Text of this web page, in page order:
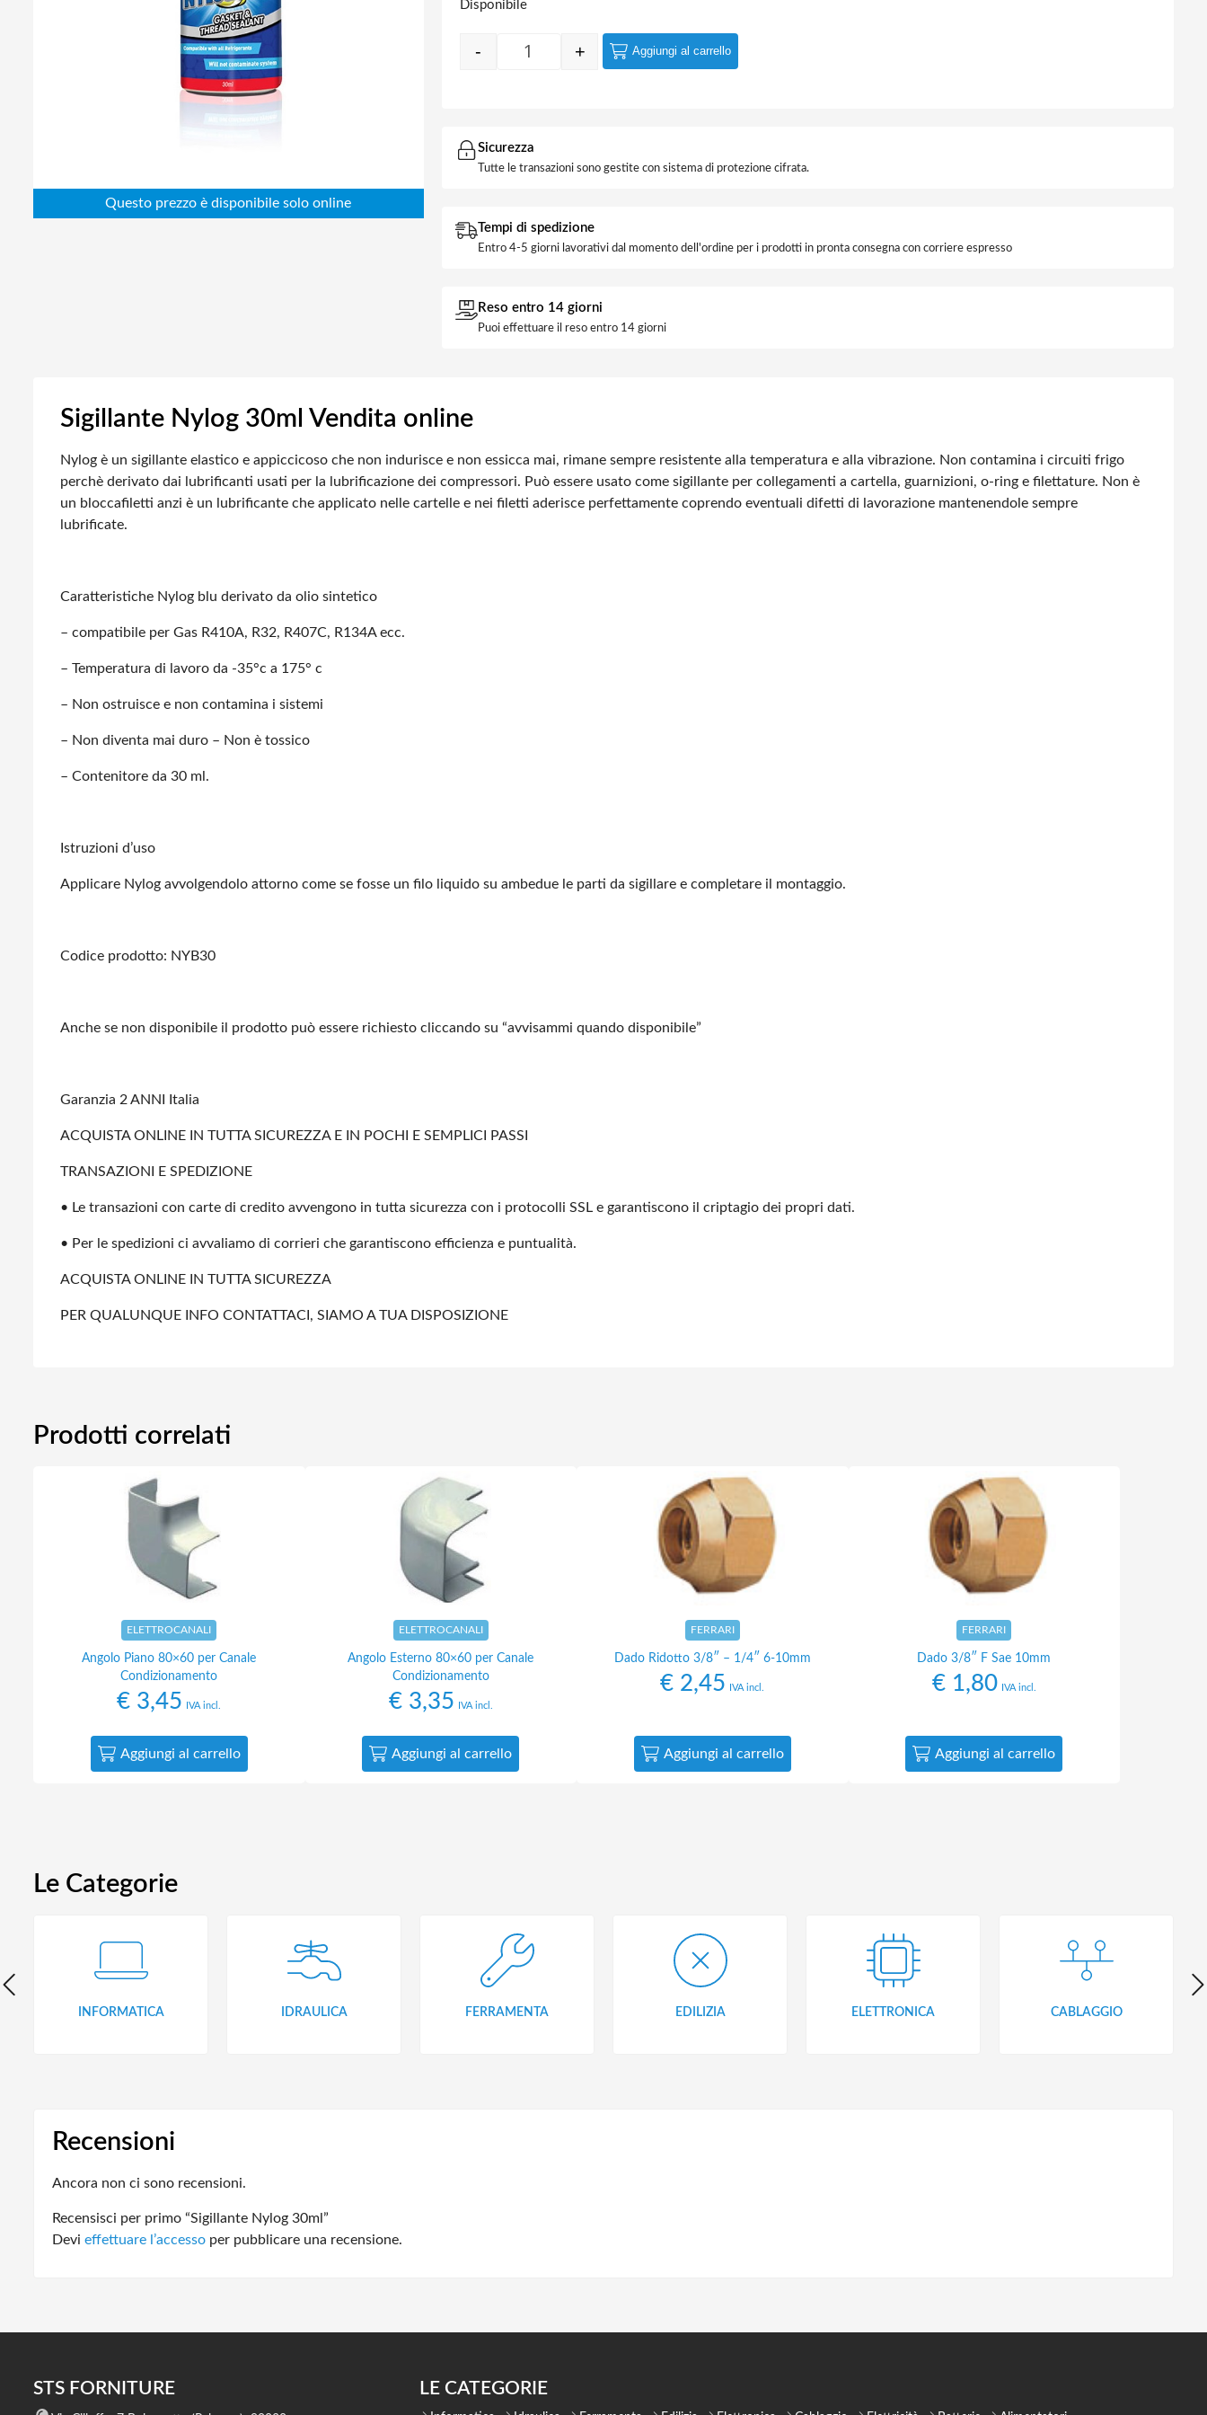
Abbigliamento da lavoro
Elettronica
Edilizia
Disponibile
Quantity
- + Aggiungi al carrello
Sicurezza
Tutte le transazioni sono gestite con sistema di protezione cifrata.
Tempi di spedizione
Entro 4-5 giorni lavorativi dal momento dell'ordine per i prodotti in pronta consegna con corriere espresso
Reso entro 14 giorni
Puoi effettuare il reso entro 14 giorni
Sigillante Nylog 30ml Vendita online
Nylog è un sigillante elastico e appiccicoso che non indurisce e non essicca mai, rimane sempre resistente alla temperatura e alla vibrazione. Non contamina i circuiti frigo
perchè derivato dai lubrificanti usati per la lubrificazione dei compressori. Può essere usato come sigillante per collegamenti a cartella, guarnizioni, o-ring e filettature. Non è
un bloccafiletti anzi è un lubrificante che applicato nelle cartelle e nei filetti aderisce perfettamente coprendo eventuali difetti di lavorazione mantenendole sempre
lubrificate.
Caratteristiche Nylog blu derivato da olio sintetico
– compatibile per Gas R410A, R32, R407C, R134A ecc.
– Temperatura di lavoro da -35°c a 175° c
– Non ostruisce e non contamina i sistemi
– Non diventa mai duro – Non è tossico
– Contenitore da 30 ml.
Istruzioni d’uso
Applicare Nylog avvolgendolo attorno come se fosse un filo liquido su ambedue le parti da sigillare e completare il montaggio.
Codice prodotto: NYB30
Anche se non disponibile il prodotto può essere richiesto cliccando su “avvisammi quando disponibile”
Garanzia 2 ANNI Italia
ACQUISTA ONLINE IN TUTTA SICUREZZA E IN POCHI E SEMPLICI PASSI
TRANSAZIONI E SPEDIZIONE
• Le transazioni con carte di credito avvengono in tutta sicurezza con i protocolli SSL e garantiscono il criptagio dei propri dati.
• Per le spedizioni ci avvaliamo di corrieri che garantiscono efficienza e puntualità.
ACQUISTA ONLINE IN TUTTA SICUREZZA
PER QUALUNQUE INFO CONTATTACI, SIAMO A TUA DISPOSIZIONE
Prodotti correlati
ELETTROCANALI
Angolo Piano 80×60 per Canale
Condizionamento
€ 3,45 IVA incl.
Aggiungi al carrello
ELETTROCANALI
Angolo Esterno 80×60 per Canale
Condizionamento
€3,35 IVA incl.
Aggiungi al carrello
FERRARI
Dado Ridotto 3/8″ – 1/4″ 6-10mm
€ 2,45 IVA incl.
Aggiungi al carrello
FERRARI
Dado 3/8″ F Sae 10mm
€1,80 IVA incl.
Aggiungi al carrello
Le Categorie
INFORMATICA IDRAULICA FERRAMENTA EDILIZIA ELETTRONICA CABLAGGIO
Recensioni
Ancora non ci sono recensioni.
Recensisci per primo “Sigillante Nylog 30ml”
Devi effettuare l’accesso per pubblicare una recensione.
STS FORNITURE LE CATEGORIE